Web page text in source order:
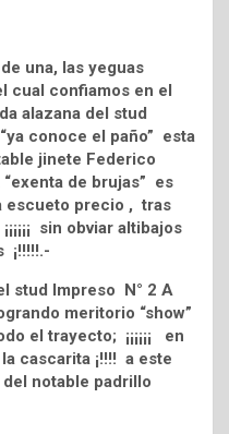
una, las yeguas
cual confiamos en el
alazana del stud
conoce el paño” esta
jinete Federico
de brujas” es
escueto precio , tras
sin obviar altibajos
¡!!!!!.-
stud Impreso N° 2 A
meritorio “show”
el trayecto; ¡¡¡¡¡¡ en
cascarita ¡!!!! a este
notable padrillo